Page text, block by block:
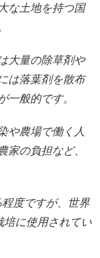
な土地を持つ国
大量の除草剤や
は落葉剤を散布
一般的です。
や農場で働く人
家の負担など、
度ですが、世界
培に使用されてい